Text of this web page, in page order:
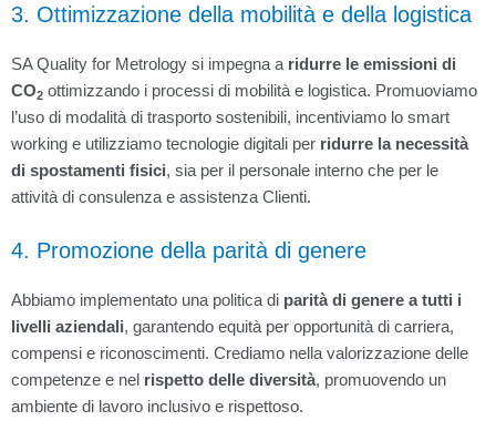
3. Ottimizzazione della mobilità e della logistica
SA Quality for Metrology si impegna a ridurre le emissioni di
CO2 ottimizzando i processi di mobilità e logistica. Promuoviamo
l’uso di modalità di trasporto sostenibili, incentiviamo lo smart
working e utilizziamo tecnologie digitali per ridurre la necessità
di spostamenti fisici, sia per il personale interno che per le
attività di consulenza e assistenza Clienti.
4. Promozione della parità di genere
Abbiamo implementato una politica di parità di genere a tutti i
livelli aziendali, garantendo equità per opportunità di carriera,
compensi e riconoscimenti. Crediamo nella valorizzazione delle
competenze e nel rispetto delle diversità, promuovendo un
ambiente di lavoro inclusivo e rispettoso.